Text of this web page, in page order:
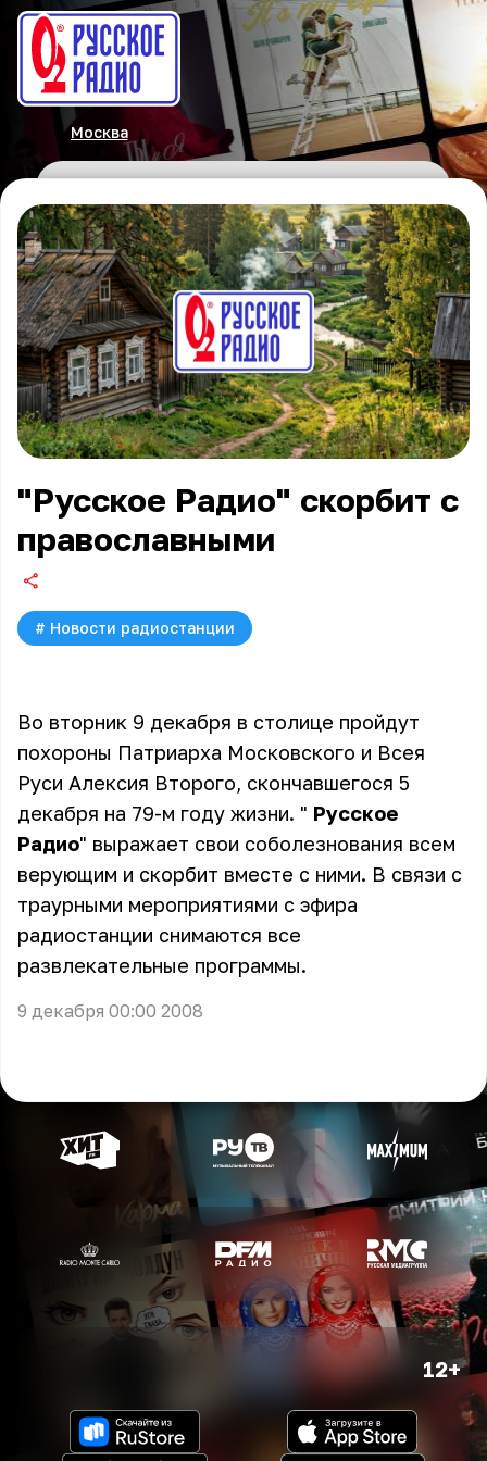
Москва
"Русское Радио" скорбит с
православными
# Новости радиостанции
Во вторник 9 декабря в столице пройдут
похороны Патриарха Московского и Всея
Руси Алексия Второго, скончавшегося 5
декабря на 79-м году жизни. " Русское
Радио" выражает свои соболезнования всем
верующим и скорбит вместе с ними. В связи с
траурными мероприятиями с эфира
радиостанции снимаются все
развлекательные программы.
9 декабря 00:00 2008
12+